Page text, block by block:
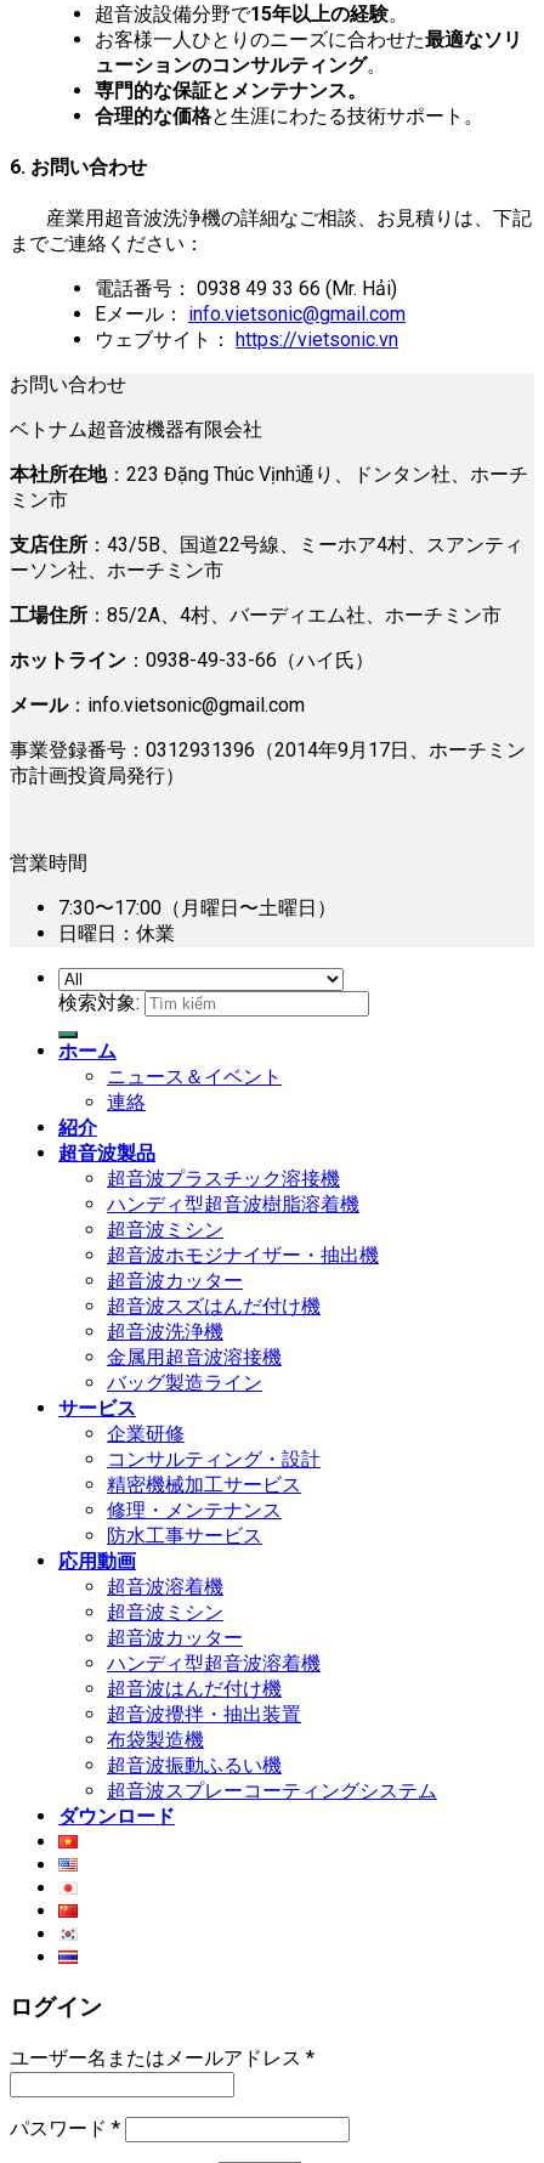
超音波設備分野で15年以上の経験。
お客様一人ひとりのニーズに合わせた最適なソリ
ューションのコンサルティング。
専門的な保証とメンテナンス。
合理的な価格と生涯にわたる技術サポート。
6. お問い合わせ
産業用超音波洗浄機の詳細なご相談、お見積りは、下記
までご連絡ください：
電話番号： 0938 49 33 66 (Mr. Hải)
Eメール： info.vietsonic@gmail.com
ウェブサイト：
https://vietsonic.vn
お問い合わせ
ベトナム超音波機器有限会社
本社所在地：223 Đặng Thúc Vịnh通り、ドンタン社、ホーチ
ミン市
支店住所 ：43/5B、国道22号線、ミーホア4村、スアンティ
ーソン社、ホーチミン市
工場住所 ：85/2A、4村、バーディエム社、ホーチミン市
ホットライン ：0938-49-33-66（ハイ氏）
メール： info.vietsonic@gmail.com
事業登録番号：0312931396（2014年9月17日、ホーチミン
市計画投資局発行）
営業時間
7:30〜17:00（月曜日〜土曜日）
日曜日：休業
検索対象:
ホーム
ニュース＆イベント
連絡
紹介
超音波製品
超音波プラスチック溶接機
ハンディ型超音波樹脂溶着機
超音波ミシン
超音波ホモジナイザー・抽出機
超音波カッター
超音波スズはんだ付け機
超音波洗浄機
金属用超音波溶接機
バッグ製造ライン
サービス
企業研修
コンサルティング・設計
精密機械加工サービス
修理・メンテナンス
防水工事サービス
応用動画
超音波溶着機
超音波ミシン
超音波カッター
ハンディ型超音波溶着機
超音波はんだ付け機
超音波攪拌・抽出装置
布袋製造機
超音波振動ふるい機
超音波スプレーコーティングシステム
ダウンロード
ログイン
ユーザー名またはメールアドレス *
パスワード *